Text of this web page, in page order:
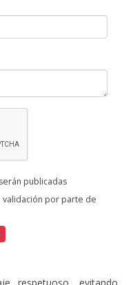
publicadas
por parte de